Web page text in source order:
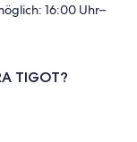
16:00 Uhr–
TIGOT?